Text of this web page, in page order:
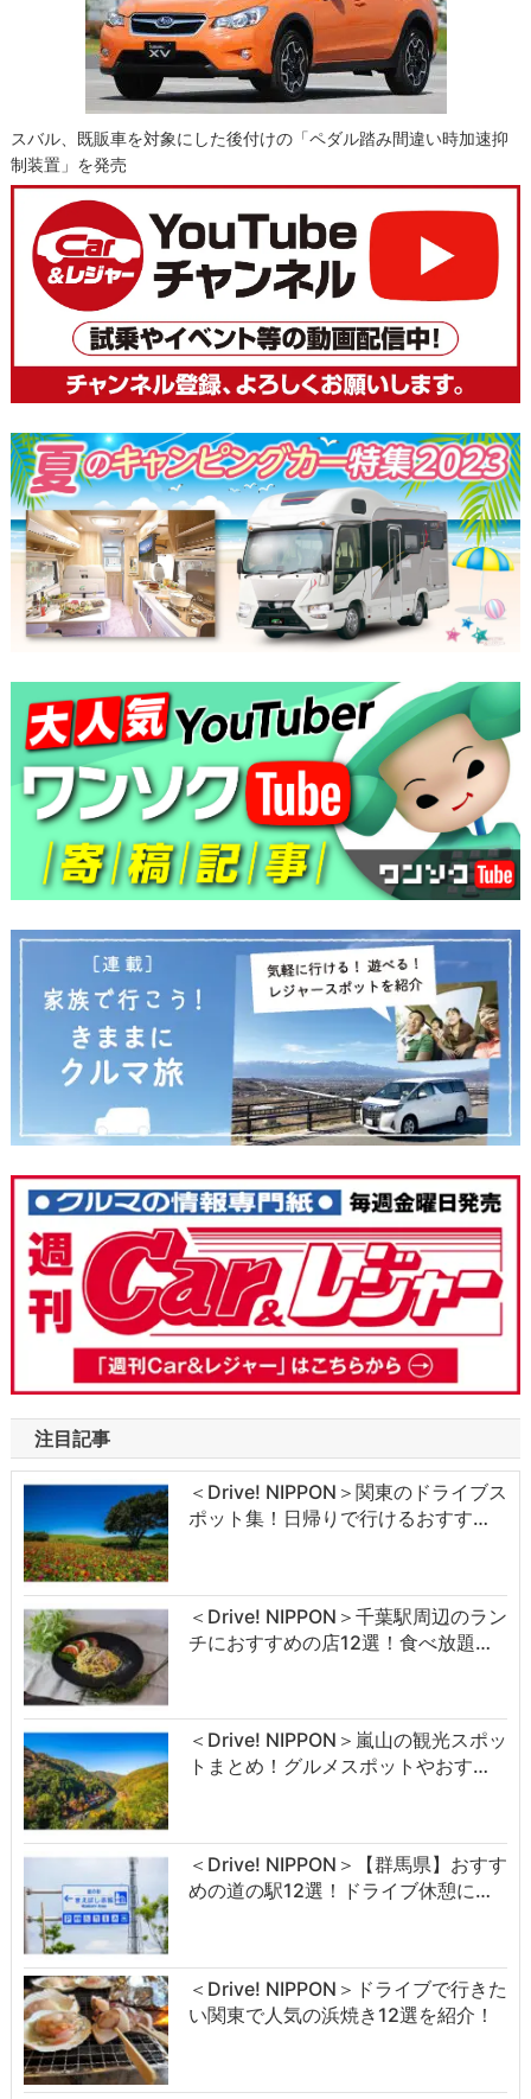
スバル、既販車を対象にした後付けの「ペダル踏み間違い時加速抑
制装置」を発売
注目記事
＜Drive! NIPPON＞関東のドライブス
ポット集！日帰りで行けるおすす…
＜Drive! NIPPON＞千葉駅周辺のラン
チにおすすめの店12選！食べ放題…
＜Drive! NIPPON＞嵐山の観光スポッ
トまとめ！グルメスポットやおす…
＜Drive! NIPPON＞【群馬県】おすす
めの道の駅12選！ドライブ休憩に…
＜Drive! NIPPON＞ドライブで行きた
い関東で人気の浜焼き12選を紹介！